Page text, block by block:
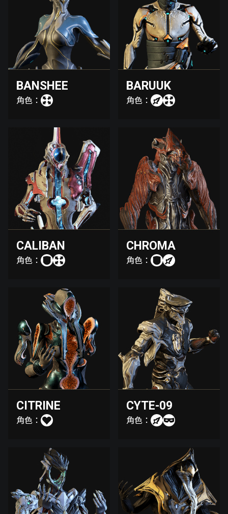
BANSHEE
角色：
BARUUK
角色：
CALIBAN
角色：
CHROMA
角色：
CITRINE
角色：
CYTE-09
角色：